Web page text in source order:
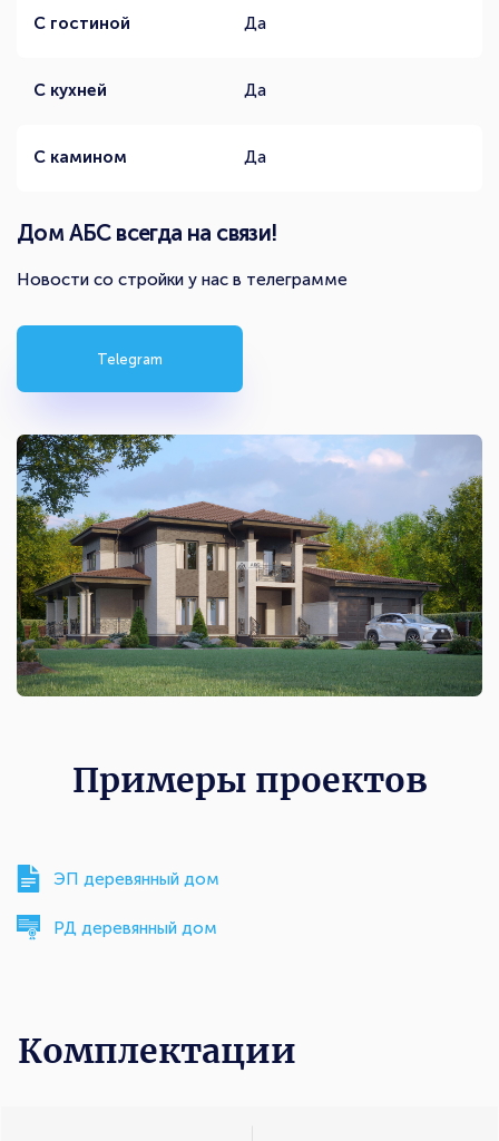
С гостиной Да
С кухней Да
С камином Да
Дом АБС всегда на связи!
Новости со стройки у нас в телеграмме
Telegram
Примеры проектов
ЭП деревянный дом
РД деревянный дом
Комплектации